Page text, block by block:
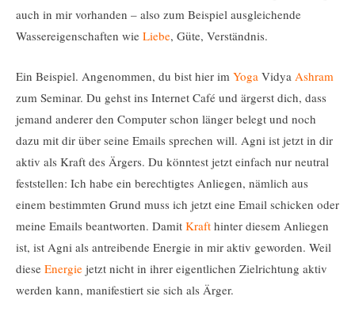
auch in mir vorhanden – also zum Beispiel ausgleichende
Wassereigenschaften wie Liebe, Güte, Verständnis.
Ein Beispiel. Angenommen, du bist hier im Yoga Vidya Ashram
zum Seminar. Du gehst ins Internet Café und ärgerst dich, dass
jemand anderer den Computer schon länger belegt und noch
dazu mit dir über seine Emails sprechen will. Agni ist jetzt in dir
aktiv als Kraft des Ärgers. Du könntest jetzt einfach nur neutral
feststellen: Ich habe ein berechtigtes Anliegen, nämlich aus
einem bestimmten Grund muss ich jetzt eine Email schicken oder
meine Emails beantworten. Damit Kraft hinter diesem Anliegen
ist, ist Agni als antreibende Energie in mir aktiv geworden. Weil
diese Energie jetzt nicht in ihrer eigentlichen Zielrichtung aktiv
werden kann, manifestiert sie sich als Ärger.